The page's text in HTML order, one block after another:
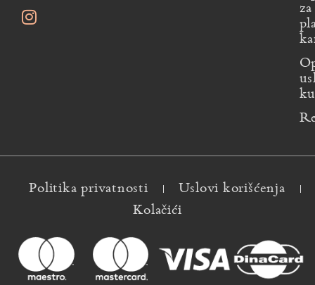
za
Politika privatnosti
Uslovi korišćenja
Kolačići